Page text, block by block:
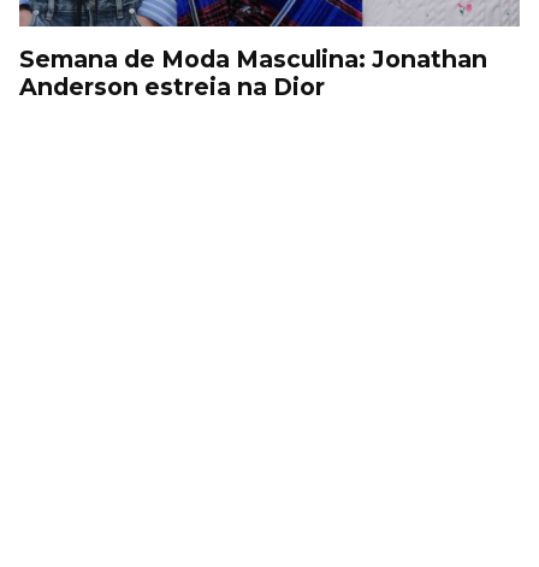
Semana de Moda Masculina: Jonathan
Anderson estreia na Dior